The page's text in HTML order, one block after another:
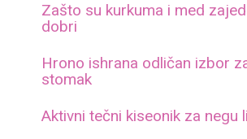
Zašto su kurkuma i med
dobri
Hrono ishrana odličan izbor
stomak
Aktivni tečni kiseonik za negu